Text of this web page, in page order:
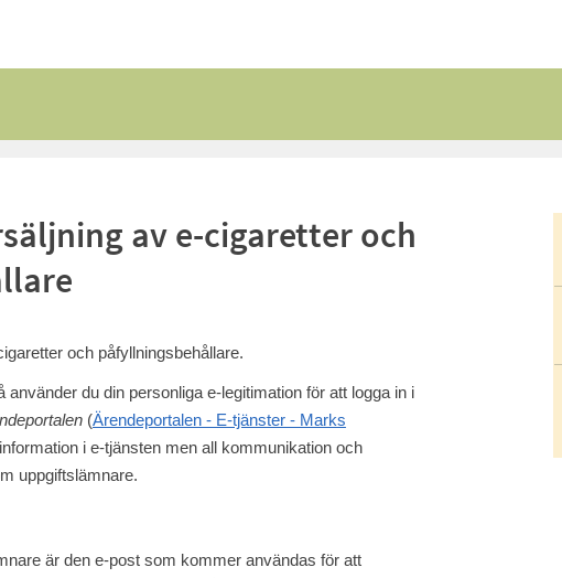
av e-cigaretter och
och påfyllningsbehållare.
du din personliga e-legitimation för att logga in i
(Ärendeportalen - E-tjänster - Marks
i e-tjänsten men all kommunikation och
uppgiftslämnare.
är den e-post som kommer användas för att